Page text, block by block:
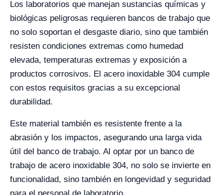
Los laboratorios que manejan sustancias químicas y
biológicas peligrosas requieren bancos de trabajo que
no solo soportan el desgaste diario, sino que también
resisten condiciones extremas como humedad
elevada, temperaturas extremas y exposición a
productos corrosivos. El acero inoxidable 304 cumple
con estos requisitos gracias a su excepcional
durabilidad.
Este material también es resistente frente a la
abrasión y los impactos, asegurando una larga vida
útil del banco de trabajo. Al optar por un banco de
trabajo de acero inoxidable 304, no solo se invierte en
funcionalidad, sino también en longevidad y seguridad